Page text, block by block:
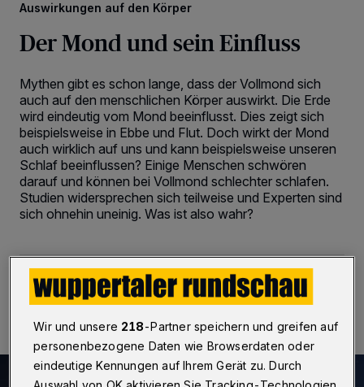
Auswirkungen auf den Körper
Der Mond und sein Einfluss
Mythen gibt es schon lange, dass der Vollmond sich
auch auf den menschlichen Körper auswirkt. Die Erde
wird eindeutig vom Mond beeinflusst. Dies zeigt sich
beispielsweise in Ebbe und Flut. Doch wirkt der Mond
auch wirklich auf uns und kann beispielsweise unseren
Schlaf beeinflussen? Einige Menschen schwören
darauf und können bei Vollmond schlechter schlafen.
Studien widersprechen sich teilweise und Experten sind
sich ohnehin uneinig. Was ist also wahr?
2 Minuten Lesezeit
Wir und unsere 218-Partner speichern und greifen auf
personenbezogene Daten wie Browserdaten oder
eindeutige Kennungen auf Ihrem Gerät zu. Durch